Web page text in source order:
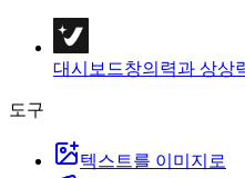
대시보드창의력과 상상
도구
텍스트를 이미지로